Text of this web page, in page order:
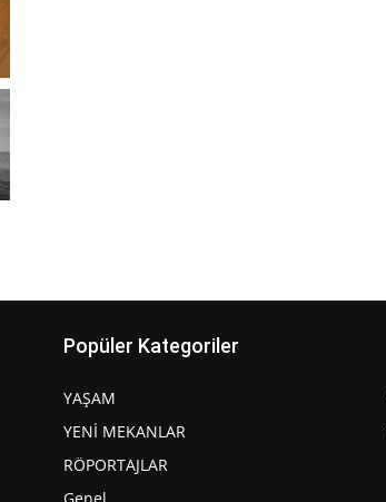
Popüler Kategoriler
YAŞAM
YENİ MEKANLAR
RÖPORTAJLAR